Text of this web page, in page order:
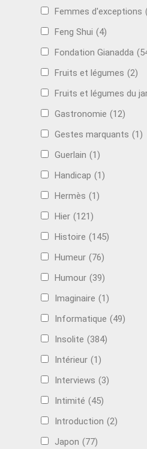
Femmes d'exceptions
Feng Shui (4)
Fondation Gianadda
Fruits et légumes (2)
Fruits et légumes du
Gastronomie (12)
Gestes marquants (1)
Guerlain (1)
Handicap (1)
Hermès (1)
Hier (121)
Histoire (145)
Humeur (76)
Humour (39)
Imaginaire (1)
Informatique (49)
Insolite (384)
Intérieur (1)
Interviews (3)
Intimité (45)
Introduction (2)
Japon (77)